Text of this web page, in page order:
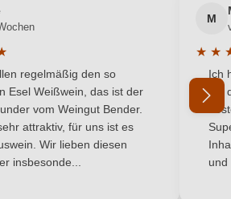
Graf von Kanitz
Rheingau, Deutschland
0,75 L
2024
Ich habe mein Passwort vergessen
Bewertung von 5 von 5 Sternen
regelmäßig den so
Esel Weißwein, das ist der
vom Weingut Bender.
attraktiv, für uns ist es
Wir lieben diesen
insbesonde...
M
★ ★
Ich
mit
und